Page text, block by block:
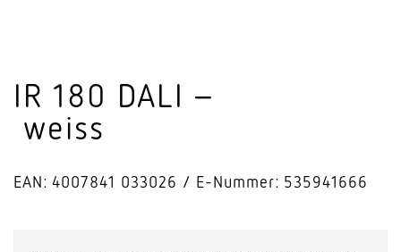
IR 180 DALI –
weiss
EAN: 4007841 033026 E-Nummer: 535941666